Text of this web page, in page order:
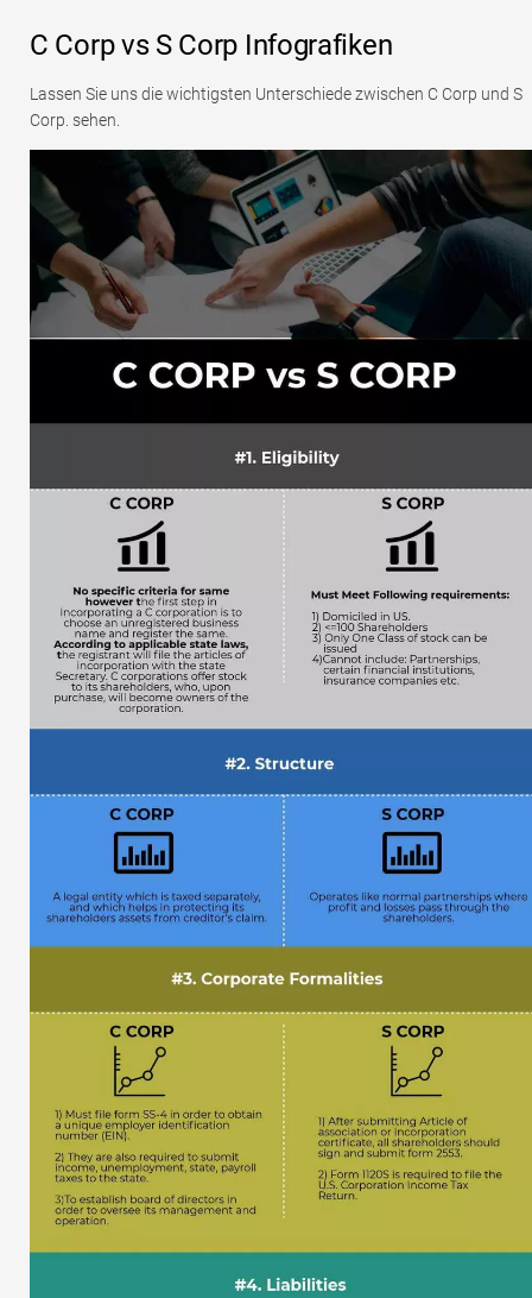
C Corp vs S Corp Infografiken
Lassen Sie uns die wichtigsten Unterschiede zwischen C Corp und S
Corp. sehen.